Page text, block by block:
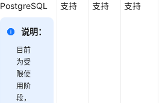
PostgreSQL
说明：
目前
为受
限使
用阶
段，
支持 支持 支持